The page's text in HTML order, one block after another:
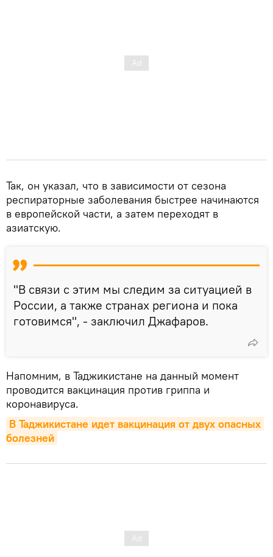
Так, он указал, что в зависимости от сезона
респираторные заболевания быстрее начинаются
в европейской части, а затем переходят в
азиатскую.
"В связи с этим мы следим за ситуацией в
России, а также странах региона и пока
готовимся", - заключил Джафаров.
Напомним, в Таджикистане на данный момент
проводится вакцинация против гриппа и
коронавируса.
В Таджикистане идет вакцинация от двух опасных
болезней